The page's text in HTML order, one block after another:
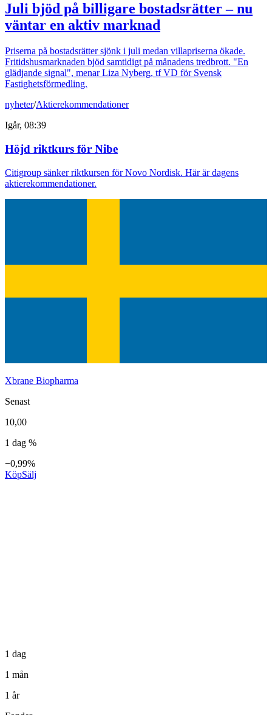
Juli bjöd på billigare bostadsrätter – nu
väntar en aktiv marknad
Priserna på bostadsrätter sjönk i juli medan villapriserna ökade.
Fritidshusmarknaden bjöd samtidigt på månadens tredbrott. "En
glädjande signal", menar Liza Nyberg, tf VD för Svensk
Fastighetsförmedling.
nyheter/Aktierekommendationer
Igår, 08:39
Höjd riktkurs för Nibe
Citigroup sänker riktkursen för Novo Nordisk. Här är dagens
aktierekommendationer.
Xbrane Biopharma
Senast
10,00
1 dag %
−0,99%
KöpSälj
1 dag
1 mån
1 år